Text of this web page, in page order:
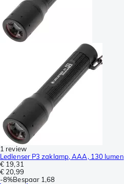
1 review
Ledlenser P3 zaklamp, AAA, 130 lumen
€ 19,31
€ 20,99
-8%Bespaar 1,68